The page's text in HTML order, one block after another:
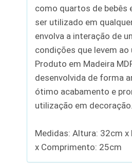
como quartos de bebês
ser utilizado em
envolva a interação de
condições que levem
Produto em Madeira
desenvolvida de forma
ótimo acabamento e
utilização em decoração.
Medidas: Altura: 32cm x
x Comprimento: 25cm